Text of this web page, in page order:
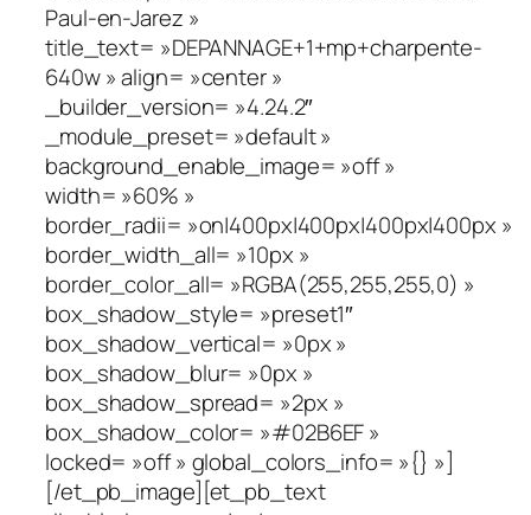
Paul-en-Jarez »
title_text= »DEPANNAGE+1+mp+charpente-
640w » align= »center »
_builder_version= »4.24.2″
_module_preset= »default »
background_enable_image= »off »
width= »60% »
border_radii= »on|400px|400px|400px|400px »
border_width_all= »10px »
border_color_all= »RGBA(255,255,255,0) »
box_shadow_style= »preset1″
box_shadow_vertical= »0px »
box_shadow_blur= »0px »
box_shadow_spread= »2px »
box_shadow_color= »#02B6EF »
locked= »off » global_colors_info= »{} »]
[/et_pb_image][et_pb_text